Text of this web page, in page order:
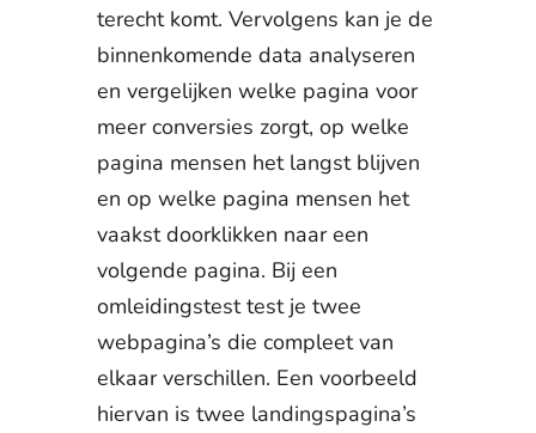
terecht komt. Vervolgens kan je de
binnenkomende data analyseren
en vergelijken welke pagina voor
meer conversies zorgt, op welke
pagina mensen het langst blijven
en op welke pagina mensen het
vaakst doorklikken naar een
volgende pagina. Bij een
omleidingstest test je twee
webpagina’s die compleet van
elkaar verschillen. Een voorbeeld
hiervan is twee landingspagina’s